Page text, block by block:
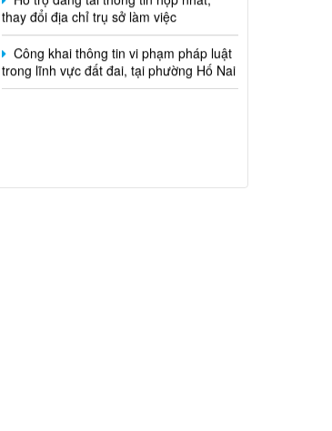
Công khai thông tin vi phạm pháp luật
trong lĩnh vực đất đai, tại phường Hố Nai